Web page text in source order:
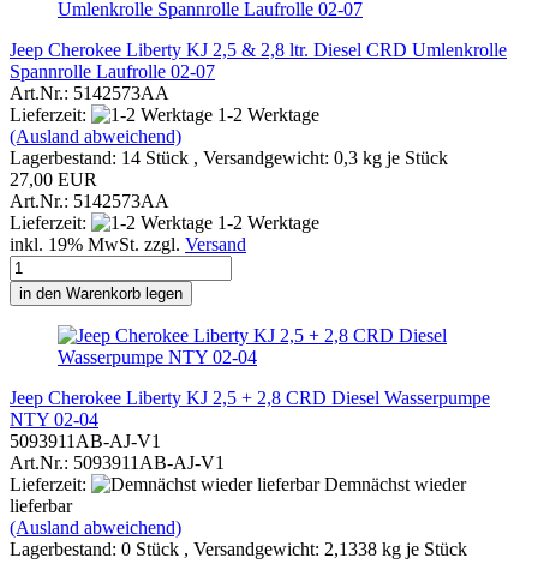
Jeep Cherokee Liberty KJ 2,5 & 2,8 ltr. Diesel CRD Umlenkrolle
Spannrolle Laufrolle 02-07
Art.Nr.: 5142573AA
Lieferzeit:
1-2 Werktage
(Ausland abweichend)
Lagerbestand: 14 Stück , Versandgewicht: 0,3 kg je Stück
27,00 EUR
Art.Nr.: 5142573AA
Lieferzeit:
1-2 Werktage
inkl. 19% MwSt. zzgl. Versand
in den Warenkorb legen
Jeep Cherokee Liberty KJ 2,5 + 2,8 CRD Diesel Wasserpumpe
NTY 02-04
5093911AB-AJ-V1
Art.Nr.: 5093911AB-AJ-V1
Lieferzeit:
Demnächst wieder
lieferbar
(Ausland abweichend)
Lagerbestand: 0 Stück , Versandgewicht: 2,1338 kg je Stück